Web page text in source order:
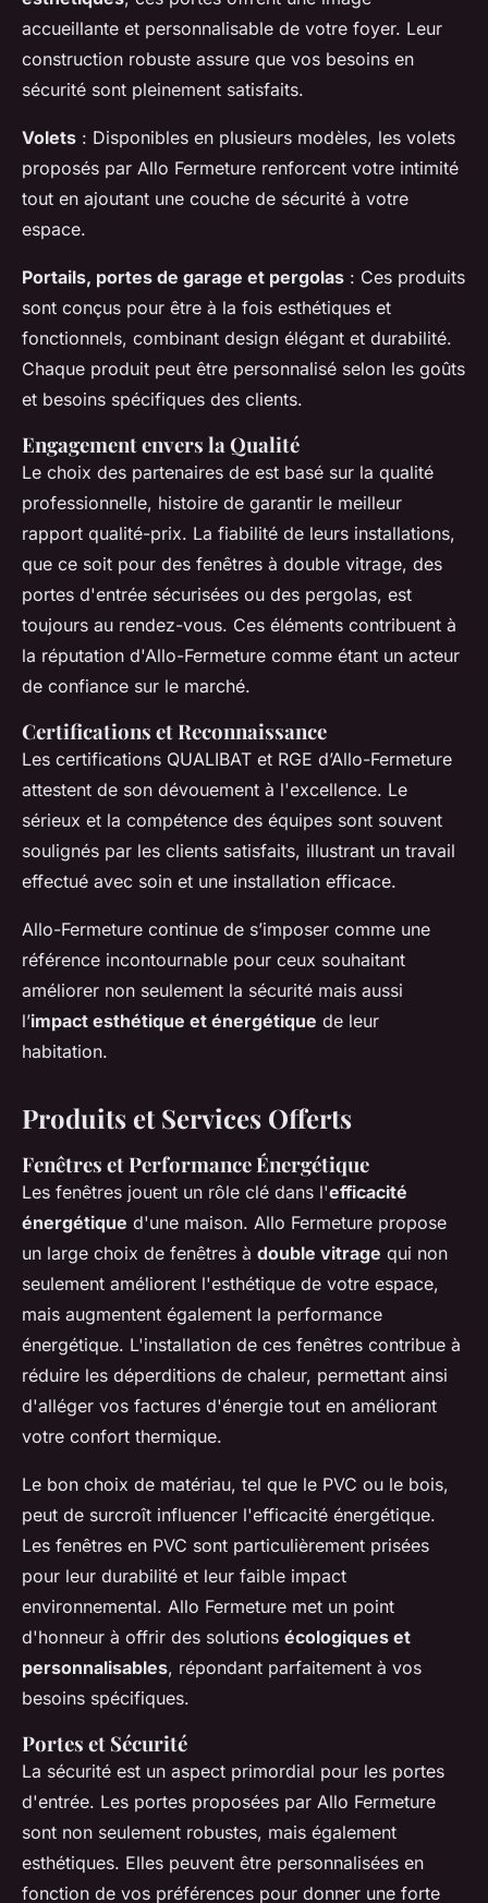
accueillante et personnalisable de votre foyer. Leur
construction robuste assure que vos besoins en
sécurité sont pleinement satisfaits.
Volets : Disponibles en plusieurs modèles, les volets
proposés par Allo Fermeture renforcent votre intimité
tout en ajoutant une couche de sécurité à votre
espace.
Portails, portes de garage et pergolas : Ces produits
sont conçus pour être à la fois esthétiques et
fonctionnels, combinant design élégant et durabilité.
Chaque produit peut être personnalisé selon les goûts
et besoins spécifiques des clients.
Engagement envers la Qualité
Le choix des partenaires de est basé sur la qualité
professionnelle, histoire de garantir le meilleur
rapport qualité-prix. La fiabilité de leurs installations,
que ce soit pour des fenêtres à double vitrage, des
portes d'entrée sécurisées ou des pergolas, est
toujours au rendez-vous. Ces éléments contribuent à
la réputation d'Allo-Fermeture comme étant un acteur
de confiance sur le marché.
Certifications et Reconnaissance
Les certifications QUALIBAT et RGE d’Allo-Fermeture
attestent de son dévouement à l'excellence. Le
sérieux et la compétence des équipes sont souvent
soulignés par les clients satisfaits, illustrant un travail
effectué avec soin et une installation efficace.
Allo-Fermeture continue de s’imposer comme une
référence incontournable pour ceux souhaitant
améliorer non seulement la sécurité mais aussi
l’impact esthétique et énergétique de leur
habitation.
Produits et Services Offerts
Fenêtres et Performance Énergétique
Les fenêtres jouent un rôle clé dans l'efficacité
énergétique d'une maison. Allo Fermeture propose
un large choix de fenêtres à double vitrage qui non
seulement améliorent l'esthétique de votre espace,
mais augmentent également la performance
énergétique. L'installation de ces fenêtres contribue à
réduire les déperditions de chaleur, permettant ainsi
d'alléger vos factures d'énergie tout en améliorant
votre confort thermique.
Le bon choix de matériau, tel que le PVC ou le bois,
peut de surcroît influencer l'efficacité énergétique.
Les fenêtres en PVC sont particulièrement prisées
pour leur durabilité et leur faible impact
environnemental. Allo Fermeture met un point
d'honneur à offrir des solutions écologiques et
personnalisables, répondant parfaitement à vos
besoins spécifiques.
Portes et Sécurité
La sécurité est un aspect primordial pour les portes
d'entrée. Les portes proposées par Allo Fermeture
sont non seulement robustes, mais également
esthétiques. Elles peuvent être personnalisées en
fonction de vos préférences pour donner une forte